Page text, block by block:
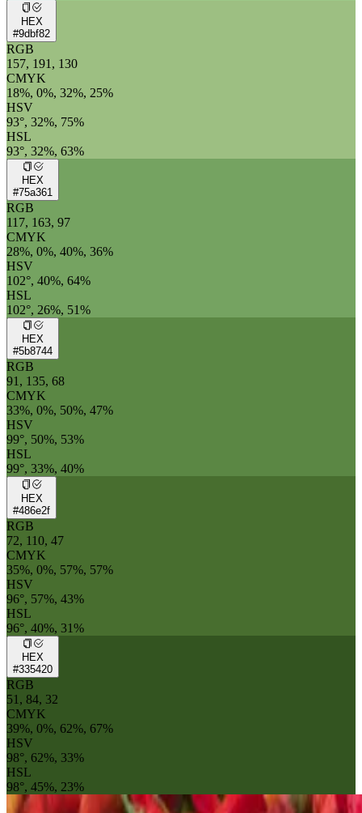
HEX
#9dbf82
RGB
157, 191, 130
CMYK
18%, 0%, 32%, 25%
HSV
93°, 32%, 75%
HSL
93°, 32%, 63%
HEX
#75a361
RGB
117, 163, 97
CMYK
28%, 0%, 40%, 36%
HSV
102°, 40%, 64%
HSL
102°, 26%, 51%
HEX
#5b8744
RGB
91, 135, 68
CMYK
33%, 0%, 50%, 47%
HSV
99°, 50%, 53%
HSL
99°, 33%, 40%
HEX
#486e2f
RGB
72, 110, 47
CMYK
35%, 0%, 57%, 57%
HSV
96°, 57%, 43%
HSL
96°, 40%, 31%
HEX
#335420
RGB
51, 84, 32
CMYK
39%, 0%, 62%, 67%
HSV
98°, 62%, 33%
HSL
98°, 45%, 23%